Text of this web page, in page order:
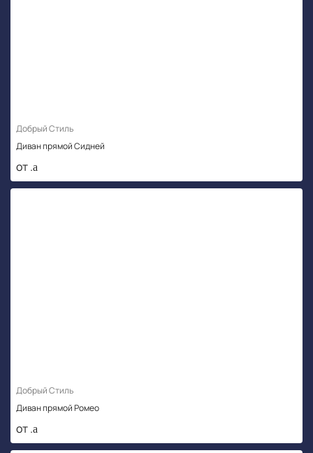
Добрый Стиль
Диван прямой Сидней
от .
Добрый Стиль
Диван прямой Ромео
от .